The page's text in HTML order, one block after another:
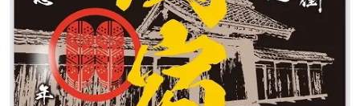
HOME
法人について
運営施設